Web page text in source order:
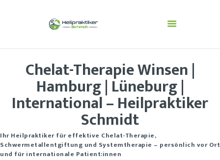
BESCHWERDEBILDER
DIAGNOSTIK
VERFAHREN/THERAPIE
N
ÜBER MICH
ÄSTHETISCHE
BEHANDLUNGEN
Chelat-Therapie Winsen |
Hamburg | Lüneburg |
International – Heilpraktiker
Schmidt
Ihr Heilpraktiker für effektive Chelat-Therapie,
Schwermetallentgiftung und Systemtherapie – persönlich vor Ort
und für internationale Patient:innen